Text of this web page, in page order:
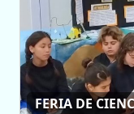
FERIA DE